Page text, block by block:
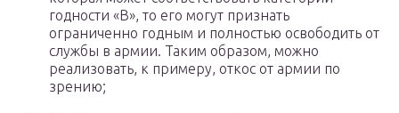
годности «В», то его могут признать
ограниченно годным и полностью освободить от
службы в армии. Таким образом, можно
реализовать, к примеру, откос от армии по
зрению;